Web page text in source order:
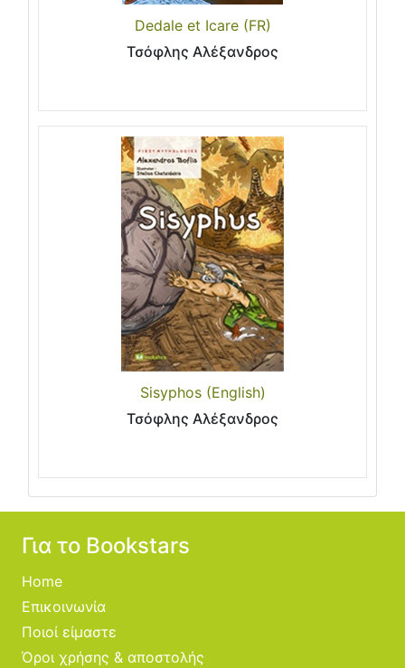
Dedale et Icare (FR)
Τσόφλης Αλέξανδρος
Sisyphos (English)
Τσόφλης Αλέξανδρος
Για το Bookstars
Home
Επικοινωνία
Ποιοί είμαστε
Όροι χρήσης & αποστολής